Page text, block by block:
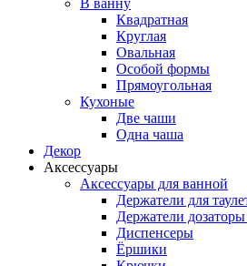
В ванну
Квадратная
Круглая
Овальная
Особой формы
Прямоугольная
Кухоные
Две чаши
Одна чаша
Декор
Аксессуары
Аксессуары для ванной
Держатели для
Держатели
Диспенсеры
Ёршики